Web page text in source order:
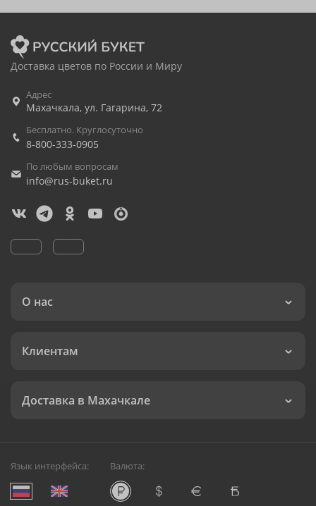
Доставка цветов по России и Миру
Адрес
Махачкала, ул. Гагарина, 72
Бесплатно. Круглосуточно
8-800-333-0905
По любым вопросам
info@rus-buket.ru
О нас
Клиентам
Доставка в Махачкале
Язык интерфейса: Валюта: